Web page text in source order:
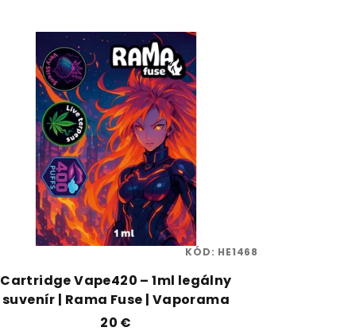
Cartridge Vape420 – 1ml legálny
suvenír | Rama Fuse | Vaporama
20 €
KÓD: HE1468